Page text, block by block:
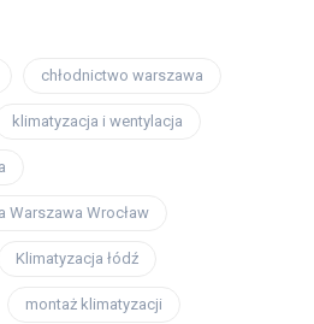
chłodnictwo warszawa
klimatyzacja i wentylacja
Warszawa Wrocław
Klimatyzacja łódź
montaż klimatyzacji